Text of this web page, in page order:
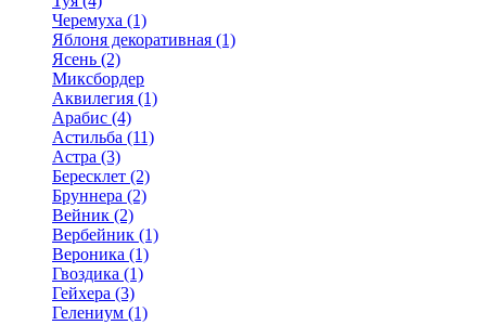
Черемуха (1)
Яблоня декоративная (1)
Ясень (2)
Миксбордер
Аквилегия (1)
Арабис (4)
Астильба (11)
Астра (3)
Бересклет (2)
Бруннера (2)
Вейник (2)
Вербейник (1)
Вероника (1)
Гвоздика (1)
Гейхера (3)
Гелениум (1)